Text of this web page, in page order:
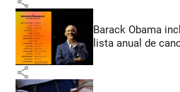
Barack Obama
lista anual de
share